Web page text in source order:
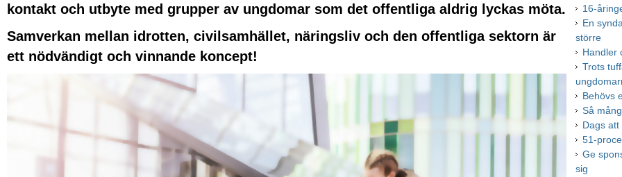
kontakt och utbyte med grupper av ungdomar som det offentliga aldrig lyckas möta.
Samverkan mellan idrotten, civilsamhället, näringsliv och den offentliga sektorn är
ett nödvändigt och vinnande koncept!
16-
En
större
Handler
Trots
Behövs
Så
Dags
51-
Ge
sig